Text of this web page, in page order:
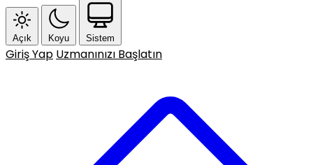
Açık Koyu Sistem
Giriş Yap Uzmanınızı Başlatın